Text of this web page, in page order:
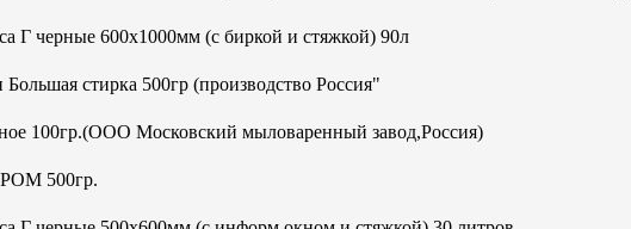
Г черные 600х1000мм (с биркой и стяжкой) 90л
стирка 500гр (производство Россия"
100гр.(ООО Московский мыловаренный завод,Россия)
500гр.